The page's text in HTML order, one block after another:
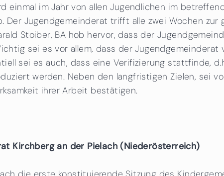
einmal im Jahr von allen Jugendlichen im
Jugendgemeinderat trifft alle zwei Wochen zur
Stoiber, BA hob hervor, dass der
sei es vor allem, dass der Jugendgemeinderat
sei es auch, dass eine Verifizierung stattfinde,
werden. Neben den langfristigen Zielen, sei
ihrer Arbeit bestätigen.
Kirchberg an der Pielach (Niederösterreich)